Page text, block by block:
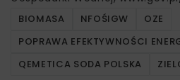
BIOMASA NFOŚIGW
OZE
POPRAWA EFEKTYWNOŚCI
QEMETICA SODA POLSKA